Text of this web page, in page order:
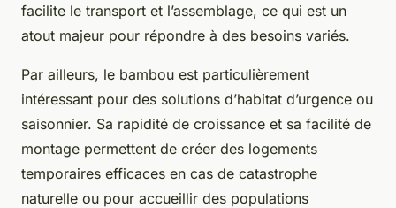
facilite le transport et l’assemblage, ce qui est un
atout majeur pour répondre à des besoins variés.
Par ailleurs, le bambou est particulièrement
intéressant pour des solutions d’habitat d’urgence ou
saisonnier. Sa rapidité de croissance et sa facilité de
montage permettent de créer des logements
temporaires efficaces en cas de catastrophe
naturelle ou pour accueillir des populations